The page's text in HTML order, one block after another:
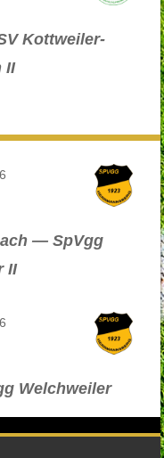
Kottweiler-
II
— SpVgg
II
Welchweiler